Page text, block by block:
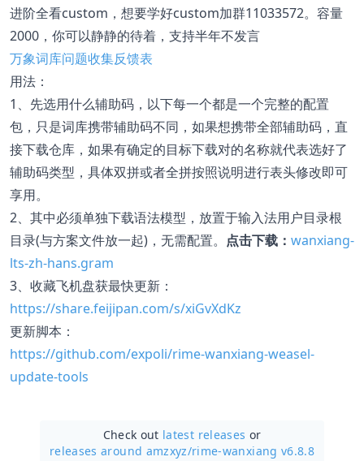
进阶全看custom，想要学好custom加群11033572。容量
2000，你可以静静的待着，支持半年不发言
万象词库问题收集反馈表
用法：
1、先选用什么辅助码，以下每一个都是一个完整的配置
包，只是词库携带辅助码不同，如果想携带全部辅助码，直
接下载仓库，如果有确定的目标下载对的名称就代表选好了
辅助码类型，具体双拼或者全拼按照说明进行表头修改即可
享用。
2、其中必须单独下载语法模型，放置于输入法用户目录根
目录(与方案文件放一起)，无需配置。 点击下载： wanxiang-
lts-zh-hans.gram
3、收藏飞机盘获最快更新：
https://share.feijipan.com/s/xiGvXdKz
更新脚本：
https://github.com/expoli/rime-wanxiang-weasel-
update-tools
Check out latest releases or
releases around amzxyz/rime-wanxiang v6.8.8